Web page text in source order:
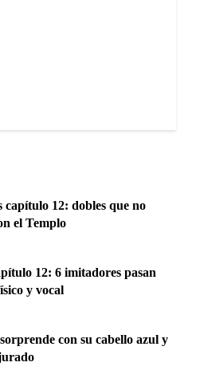
12: dobles que no
el Templo
12: 6 imitadores pasan
y vocal
con su cabello azul y